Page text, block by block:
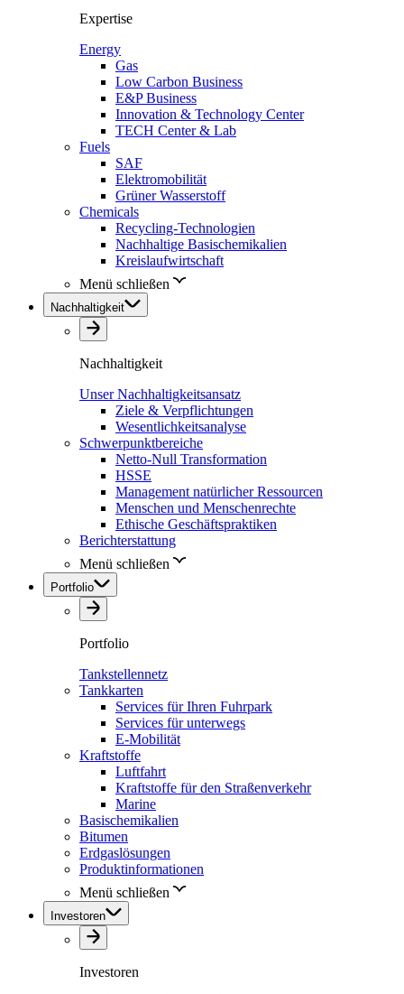
Expertise
Energy
Gas
Low Carbon Business
E&P Business
Innovation & Technology Center
TECH Center & Lab
Fuels
SAF
Elektromobilität
Grüner Wasserstoff
Chemicals
Recycling-Technologien
Nachhaltige Basischemikalien
Kreislaufwirtschaft
Menü schließen
Nachhaltigkeit
Nachhaltigkeit
Unser Nachhaltigkeitsansatz
Ziele & Verpflichtungen
Wesentlichkeitsanalyse
Schwerpunktbereiche
Netto-Null Transformation
HSSE
Management natürlicher Ressourcen
Menschen und Menschenrechte
Ethische Geschäftspraktiken
Berichterstattung
Menü schließen
Portfolio
Portfolio
Tankstellennetz
Tankkarten
Services für Ihren Fuhrpark
Services für unterwegs
E-Mobilität
Kraftstoffe
Luftfahrt
Kraftstoffe für den Straßenverkehr
Marine
Basischemikalien
Bitumen
Erdgaslösungen
Produktinformationen
Menü schließen
Investoren
Investoren